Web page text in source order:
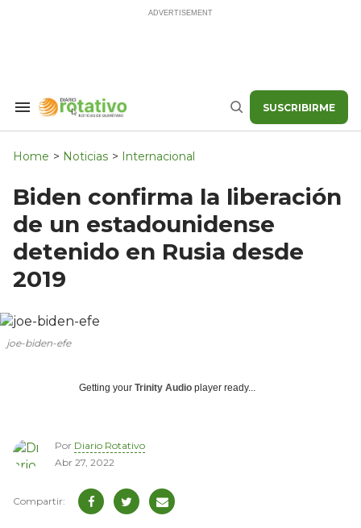
Search
Navigation
Buscar SUSCRIBIRME
Home > Noticias > Internacional
Biden confirma la liberación
de un estadounidense
detenido en Rusia desde
2019
joe-biden-efe
Getting your Trinity Audio player ready...
Por Diario Rotativo
Abr 27, 2022